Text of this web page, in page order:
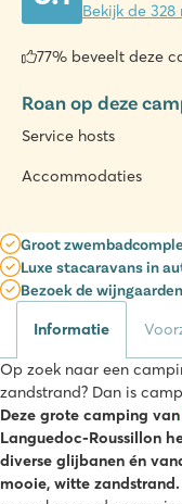
Bekijk de
77% beveelt deze
Roan op deze
Service hosts
Accommodaties
Groot
Luxe stacaravans in
Bezoek de
Informatie
Op zoek naar een
zandstrand? Dan is
Deze grote camping van
Languedoc-Roussillon
diverse glijbanen én
mooie, witte zandstrand.